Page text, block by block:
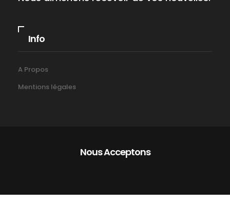
Info
A Propos
Mentions légales
Nous Acceptons